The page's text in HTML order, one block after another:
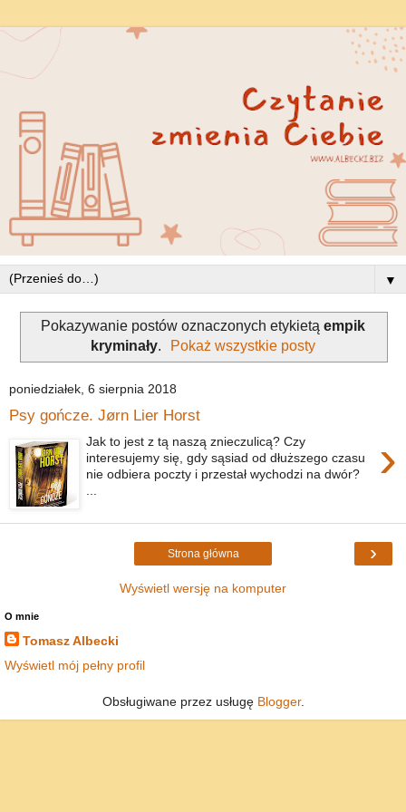
▼
Pokazywanie postów oznaczonych etykietą empik
kryminały. Pokaż wszystkie posty
poniedziałek, 6 sierpnia 2018
Psy gończe. Jørn Lier Horst
›
Jak to jest z tą naszą znieczulicą? Czy
interesujemy się, gdy sąsiad od dłuższego czasu
nie odbiera poczty i przestał wychodzi na dwór?
›
Strona główna
Wyświetl wersję na komputer
O mnie
Tomasz Albecki
Wyświetl mój pełny profil
Obsługiwane przez usługę Blogger.